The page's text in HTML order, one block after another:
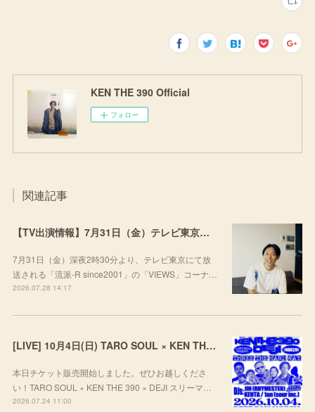
KEN THE 390 Official
フォロー
関連記事
【TV出演情報】7月31日（金）テレビ東京「流派-R since2001」
7月31日（金）深夜2時30分より、テレビ東京にて放
送される「流派-R since2001」の「VIEWS」コーナ…
2026.07.28 14:17
[LIVE] 10月4日(日) TARO SOUL × KEN THE 390 × DEJI スリーマンLIVE "THREE THE HARD WAY” @ ORD. 代官山
本日チケット販売開始しました。ぜひお越しくださ
い！TARO SOUL × KEN THE 390 × DEJI スリーマ…
2026.07.24 11:00